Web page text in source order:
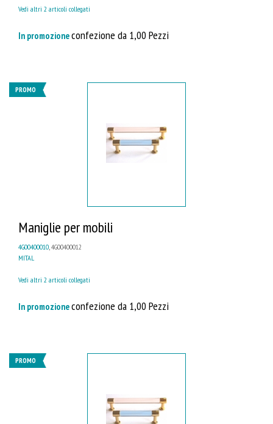
Vedi altri 2 articoli collegati
In promozioneconfezione da 1,00 Pezzi
PROMO
Maniglie per mobili
4G00400010, 4G00400012
MITAL
Vedi altri 2 articoli collegati
In promozioneconfezione da 1,00 Pezzi
PROMO